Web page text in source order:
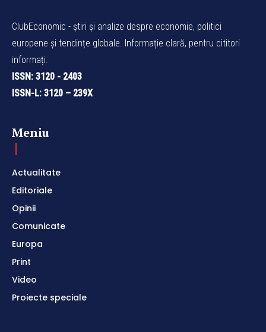
ClubEconomic - știri și analize despre economie, politici
europene și tendințe globale. Informație clară, pentru cititori
informați.
ISSN: 3120 - 2403
ISSN-L: 3120 – 239X
Meniu
Actualitate
Editoriale
Opinii
Comunicate
Europa
Print
Video
Proiecte speciale